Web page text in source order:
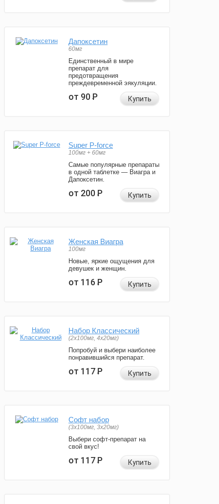
Дапоксетин
60мг
Единственный в мире
препарат для
предотвращения
преждевременной эякуляции.
от 90Р Купить
Super P-force
100мг + 60мг
Самые популярные препараты
в одной таблетке — Виагра и
Дапоксетин.
от 200Р Купить
Женская Виагра
100мг
Новые, яркие ощущения для
девушек и женщин.
от 116Р Купить
Набор Классический
(2x100мг, 4x20мг)
Попробуй и выбери наиболее
понравившийся препарат.
от 117Р Купить
Софт набор
(3x100мг, 3x20мг)
Выбери софт-препарат на
свой вкус!
от 117Р Купить